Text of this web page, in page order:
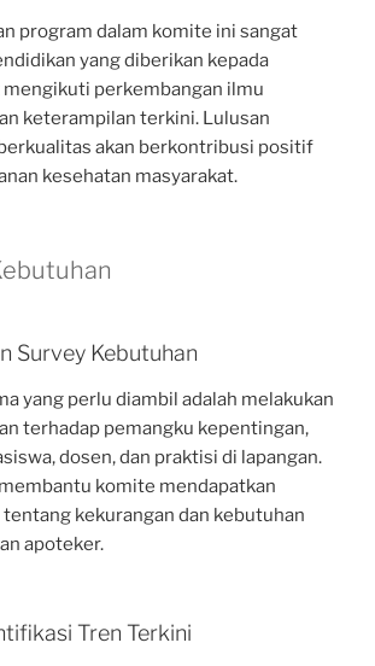
program dalam komite ini sangat
yang diberikan kepada
perkembangan ilmu
keterampilan terkini. Lulusan
akan berkontribusi positif
kesehatan masyarakat.
Survey Kebutuhan
yang perlu diambil adalah melakukan
terhadap pemangku kepentingan,
dosen, dan praktisi di lapangan.
komite mendapatkan
kekurangan dan kebutuhan
apoteker.
Tren Terkini